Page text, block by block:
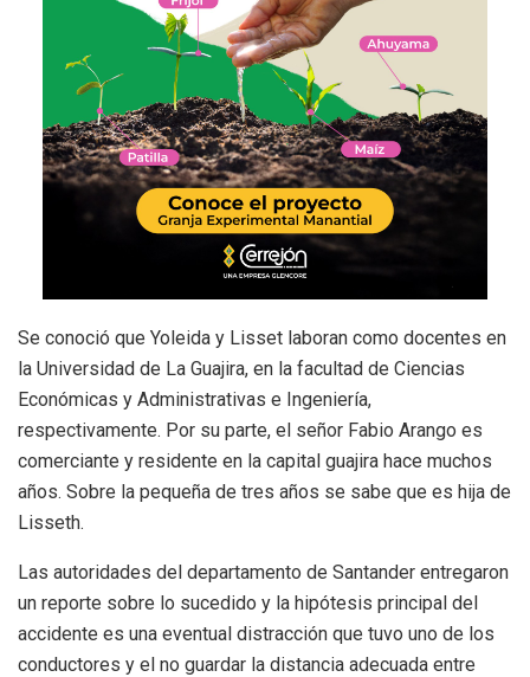
Se conoció que Yoleida y Lisset laboran como docentes en
la Universidad de La Guajira, en la facultad de Ciencias
Económicas y Administrativas e Ingeniería,
respectivamente. Por su parte, el señor Fabio Arango es
comerciante y residente en la capital guajira hace muchos
años. Sobre la pequeña de tres años se sabe que es hija de
Lisseth.
Las autoridades del departamento de Santander entregaron
un reporte sobre lo sucedido y la hipótesis principal del
accidente es una eventual distracción que tuvo uno de los
conductores y el no guardar la distancia adecuada entre